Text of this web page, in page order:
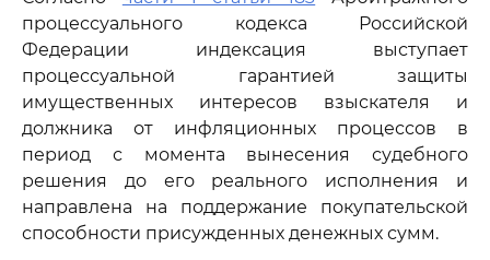
процессуального кодекса Российской
Федерации индексация выступает
процессуальной гарантией защиты
имущественных интересов взыскателя и
должника от инфляционных процессов в
период с момента вынесения судебного
решения до его реального исполнения и
направлена на поддержание покупательской
способности присужденных денежных сумм.